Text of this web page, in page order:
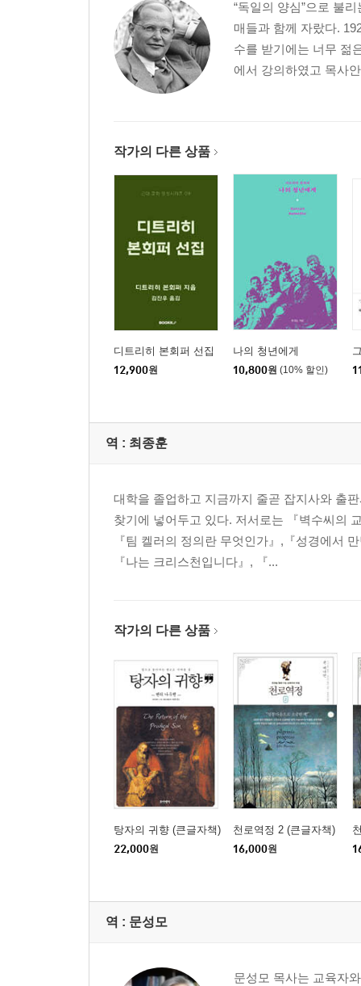
“독일의 양심”으로 불
매들과 함께 자랐다.
수를 받기에는 너무 젊
에서 강의하였고 목사
작가의 다른 상품
디트리히 본회퍼 선집
12,900원
나의 청년에게
10,800원 (10% 할인)
역 : 최종훈
대학을 졸업하고 지금까지 줄곧 잡지사와 출
찾기에 넣어두고 있다. 저서로는 『벽수씨의
『팀 켈러의 정의란 무엇인가』,『성경에서
『나는 크리스천입니다』, 『...
작가의 다른 상품
탕자의 귀향 (큰글자책)
22,000원
천로역정 2 (큰글자책)
16,000원
역 : 문성모
문성모 목사는 교육자